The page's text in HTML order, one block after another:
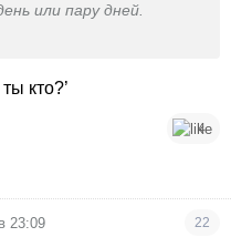
или пару дней.
кто?’
4
23:09 22